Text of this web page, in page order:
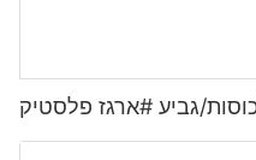
גביע #ארגז פלסטיק